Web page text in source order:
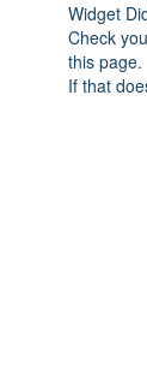
Widget
Check
this page.
If that